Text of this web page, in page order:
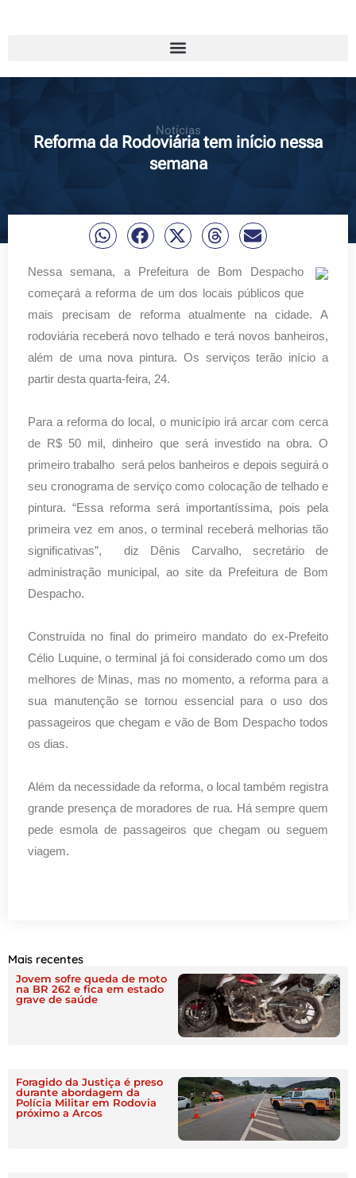
Notícias
Reforma da Rodoviária tem início nessa
semana
Nessa semana, a Prefeitura de Bom Despacho
começará a reforma de um dos locais públicos que
mais precisam de reforma atualmente na cidade. A
rodoviária receberá novo telhado e terá novos banheiros,
além de uma nova pintura. Os serviços terão início a
partir desta quarta-feira, 24.
Para a reforma do local, o município irá arcar com cerca
de R$ 50 mil, dinheiro que será investido na obra. O
primeiro trabalho será pelos banheiros e depois seguirá o
seu cronograma de serviço como colocação de telhado e
pintura. “Essa reforma será importantíssima, pois pela
primeira vez em anos, o terminal receberá melhorias tão
significativas”, diz Dênis Carvalho, secretário de
administração municipal, ao site da Prefeitura de Bom
Despacho.
Construída no final do primeiro mandato do ex-Prefeito
Célio Luquine, o terminal já foi considerado como um dos
melhores de Minas, mas no momento, a reforma para a
sua manutenção se tornou essencial para o uso dos
passageiros que chegam e vão de Bom Despacho todos
os dias.
Além da necessidade da reforma, o local também registra
grande presença de moradores de rua. Há sempre quem
pede esmola de passageiros que chegam ou seguem
viagem.
Mais recentes
Jovem sofre queda de moto
na BR 262 e fica em estado
grave de saúde
Foragido da Justiça é preso
durante abordagem da
Polícia Militar em Rodovia
próximo a Arcos